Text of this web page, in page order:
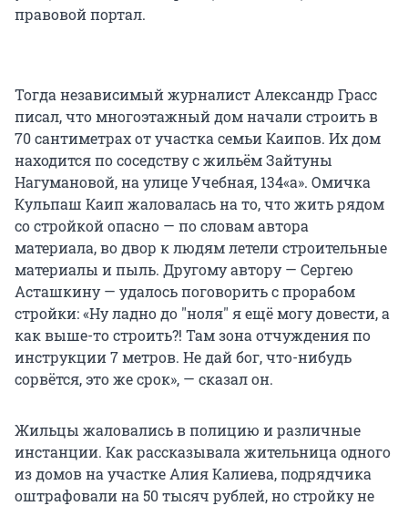
правовой портал.
Тогда независимый журналист Александр Грасс
писал, что многоэтажный дом начали строить в
70 сантиметрах от участка семьи Каипов. Их дом
находится по соседству с жильём Зайтуны
Нагумановой, на улице Учебная, 134«а». Омичка
Кульпаш Каип жаловалась на то, что жить рядом
со стройкой опасно — по словам автора
материала, во двор к людям летели строительные
материалы и пыль. Другому автору — Сергею
Асташкину — удалось поговорить с прорабом
стройки: «Ну ладно до "ноля" я ещё могу довести, а
как выше-то строить?! Там зона отчуждения по
инструкции 7 метров. Не дай бог, что-нибудь
сорвётся, это же срок», — сказал он.
Жильцы жаловались в полицию и различные
инстанции. Как рассказывала жительница одного
из домов на участке Алия Калиева, подрядчика
оштрафовали на 50 тысяч рублей, но стройку не